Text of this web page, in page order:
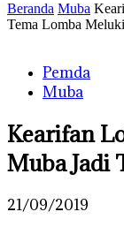
Beranda Muba
Tema Lomba
Pemda
Muba
Kearifan
Muba Jadi
21/09/2019